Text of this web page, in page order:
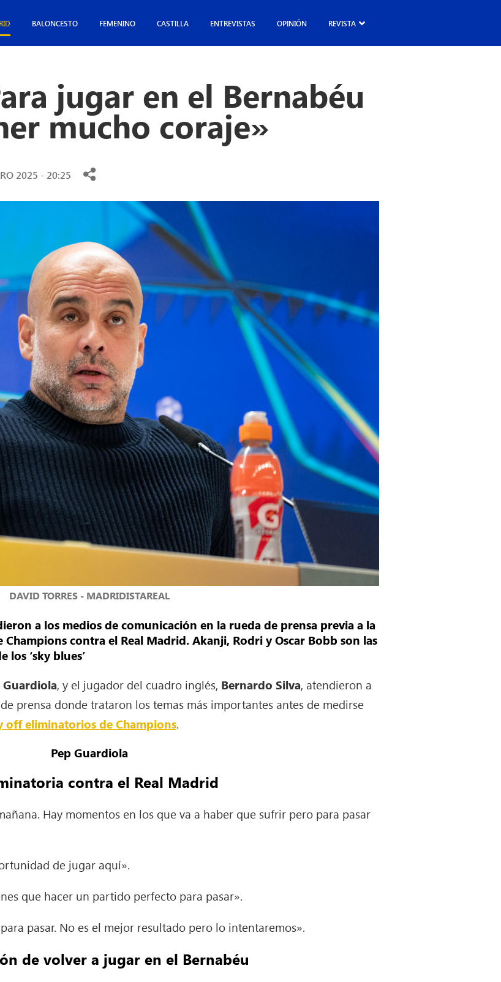
BALONCESTO FEMENINO CASTILLA ENTREVISTAS OPINIÓN REVISTA
jugar en el Bernabéu
mucho coraje»
2025 - 20:25
DAVID TORRES - MADRIDISTAREAL
a los medios de comunicación en la rueda de prensa previa a la
contra el Real Madrid. Akanji, Rodri y Oscar Bobb son las
los ‘sky blues’
Guardiola, y el jugador del cuadro inglés, Bernardo Silva, atendieron a
prensa donde trataron los temas más importantes antes de medirse
off eliminatorios de Champions.
Pep Guardiola
contra el Real Madrid
Hay momentos en los que va a haber que sufrir pero para pasar
de jugar aquí».
que hacer un partido perfecto para pasar».
pasar. No es el mejor resultado pero lo intentaremos».
de volver a jugar en el Bernabéu